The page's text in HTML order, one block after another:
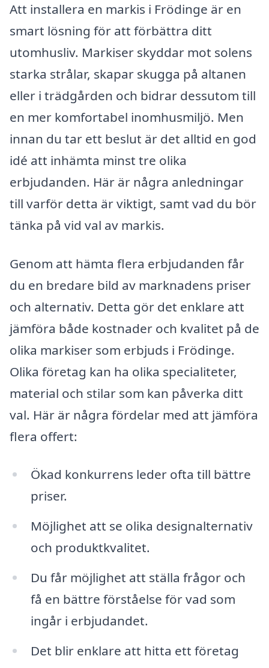
Att installera en markis i Frödinge är en
smart lösning för att förbättra ditt
utomhusliv. Markiser skyddar mot solens
starka strålar, skapar skugga på altanen
eller i trädgården och bidrar dessutom till
en mer komfortabel inomhusmiljö. Men
innan du tar ett beslut är det alltid en god
idé att inhämta minst tre olika
erbjudanden. Här är några anledningar
till varför detta är viktigt, samt vad du bör
tänka på vid val av markis.
Genom att hämta flera erbjudanden får
du en bredare bild av marknadens priser
och alternativ. Detta gör det enklare att
jämföra både kostnader och kvalitet på de
olika markiser som erbjuds i Frödinge.
Olika företag kan ha olika specialiteter,
material och stilar som kan påverka ditt
val. Här är några fördelar med att jämföra
flera offert:
Ökad konkurrens leder ofta till bättre
priser.
Möjlighet att se olika designalternativ
och produktkvalitet.
Du får möjlighet att ställa frågor och
få en bättre förståelse för vad som
ingår i erbjudandet.
Det blir enklare att hitta ett företag